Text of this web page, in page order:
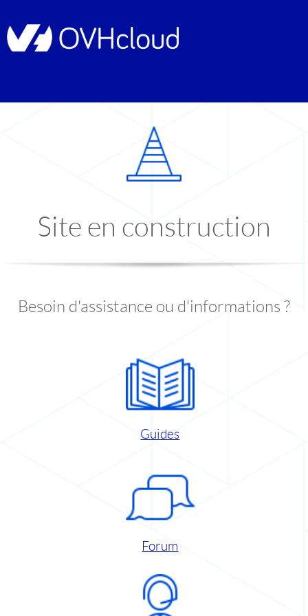
Site en construction
Besoin d'assistance ou d'informations ?
Guides
Forum